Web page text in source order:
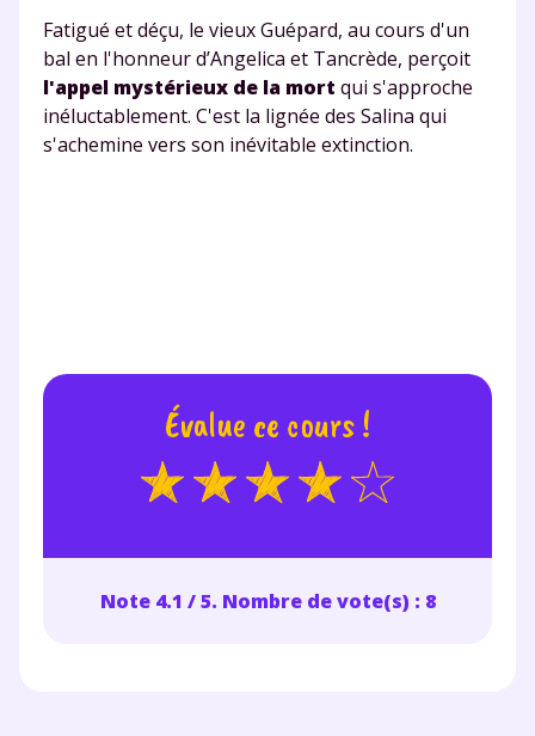
Fatigué et déçu, le vieux Guépard, au cours d'un
bal en l'honneur d’Angelica et Tancrède, perçoit
l'appel mystérieux de la mort qui s'approche
inéluctablement. C'est la lignée des Salina qui
s'achemine vers son inévitable extinction.
Évalue ce cours !
Note 4.1 / 5. Nombre de vote(s) : 8